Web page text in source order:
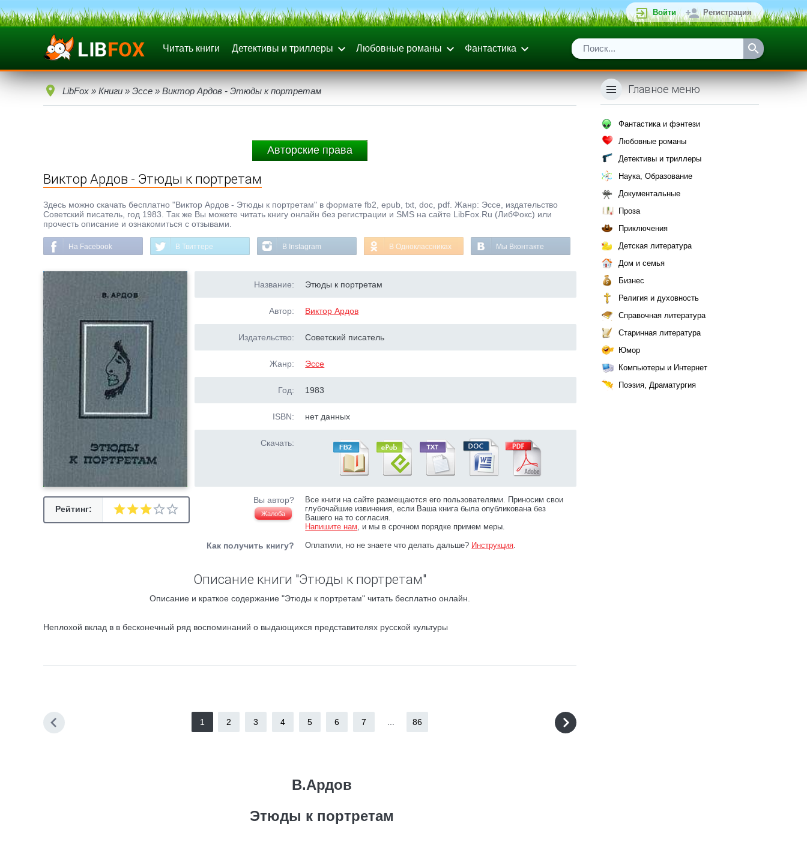
Войти Регистрация
Читать книги Детективы и триллеры Любовные романы Фантастика
LibFox » Книги » Эссе » Виктор Ардов - Этюды к портретам
Авторские права
Виктор Ардов - Этюды к портретам
Здесь можно скачать бесплатно "Виктор Ардов - Этюды к портретам" в формате fb2, epub, txt, doc, pdf. Жанр: Эссе, издательство
Советский писатель, год 1983. Так же Вы можете читать книгу онлайн без регистрации и SMS на сайте LibFox.Ru (ЛибФокс) или
прочесть описание и ознакомиться с отзывами.
На Facebook В Твиттере В Instagram В Одноклассниках Мы Вконтакте
Рейтинг:
Название: Этюды к портретам
Автор: Виктор Ардов
Издательство: Советский писатель
Жанр: Эссе
Год: 1983
ISBN: нет данных
Скачать:
Вы автор?
Жалоба
Все книги на сайте размещаются его пользователями. Приносим свои
глубочайшие извинения, если Ваша книга была опубликована без
Вашего на то согласия.
Напишите нам, и мы в срочном порядке примем меры.
Как получить книгу? Оплатили, но не знаете что делать дальше? Инструкция.
Описание книги "Этюды к портретам"
Описание и краткое содержание "Этюды к портретам" читать бесплатно онлайн.
Неплохой вклад в в бесконечный ряд воспоминаний о выдающихся представителях русской культуры
1 2 3 4 5 6 7 86
В.Ардов
Этюды к портретам
Главное меню
Фантастика и фэнтези
Любовные романы
Детективы и триллеры
Наука, Образование
Документальные
Проза
Приключения
Детская литература
Дом и семья
Бизнес
Религия и духовность
Справочная литература
Старинная литература
Юмор
Компьютеры и Интернет
Поэзия, Драматургия